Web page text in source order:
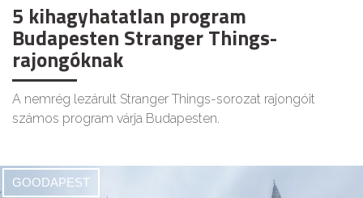
5 kihagyhatatlan program
Budapesten Stranger Things-
rajongóknak
A nemrég lezárult Stranger Things-sorozat rajongóit
számos program várja Budapesten.
GOODAPEST